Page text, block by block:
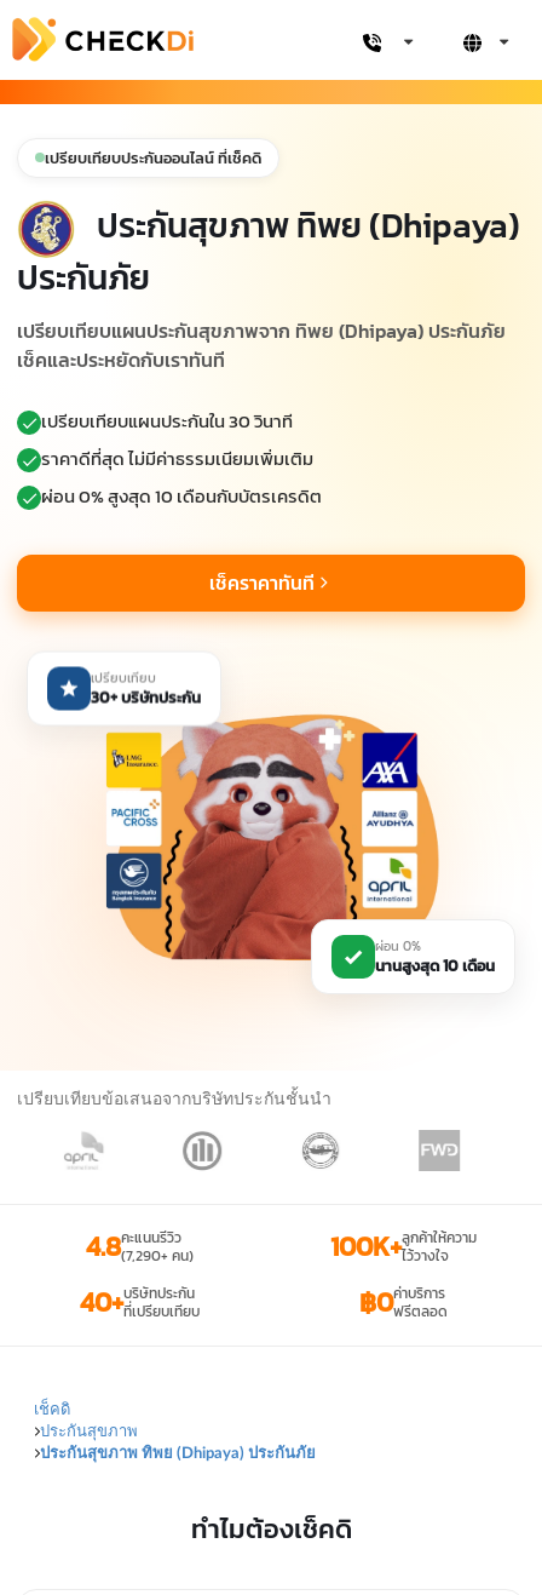
เปรียบเทียบประกันออนไลน์ ที่เช็คดิ
ประกันสุขภาพ ทิพย (Dhipaya)
ประกันภัย
เปรียบเทียบแผนประกันสุขภาพจาก ทิพย (Dhipaya) ประกันภัย
เช็คและประหยัดกับเราทันที
เปรียบเทียบแผนประกันใน 30 วินาที
ราคาดีที่สุด ไม่มีค่าธรรมเนียมเพิ่มเติม
ผ่อน 0% สูงสุด 10 เดือนกับบัตรเครดิต
เช็คราคาทันที
เปรียบเทียบ
30+ บริษัทประกัน
ผ่อน 0%
นานสูงสุด 10 เดือน
เปรียบเทียบข้อเสนอจากบริษัทประกันชั้นนำ
4.8คะแนนรีวิว
(7,290+ คน)
100K+ลูกค้าให้ความ
ไว้วางใจ
40+บริษัทประกัน
ที่เปรียบเทียบ
฿0ค่าบริการ
ฟรีตลอด
เช็คดิ
ประกันสุขภาพ
ประกันสุขภาพ ทิพย (Dhipaya) ประกันภัย
ทำไมต้องเช็คดิ